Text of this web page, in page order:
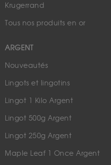
Krugerrand
Tous nos produits en or
ARGENT
Nouveautés
Lingots et lingotins
Lingot 1 Kilo Argent
Lingot 500g Argent
Lingot 250g Argent
Maple Leaf 1 Once Argent